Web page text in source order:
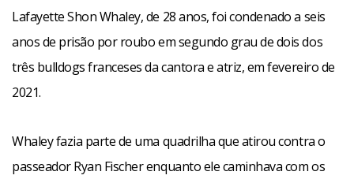
Lafayette Shon Whaley, de 28 anos, foi condenado a seis
anos de prisão por roubo em segundo grau de dois dos
três bulldogs franceses da cantora e atriz, em fevereiro de
2021.
Whaley fazia parte de uma quadrilha que atirou contra o
passeador Ryan Fischer enquanto ele caminhava com os